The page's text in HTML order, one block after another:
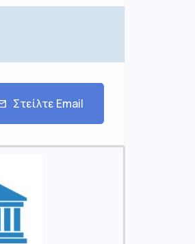
Στείλτε Email